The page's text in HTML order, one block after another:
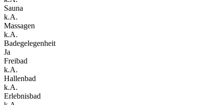
Sauna
k.A.
Massagen
k.A.
Badegelegenheit
Ja
Freibad
k.A.
Hallenbad
k.A.
Erlebnisbad